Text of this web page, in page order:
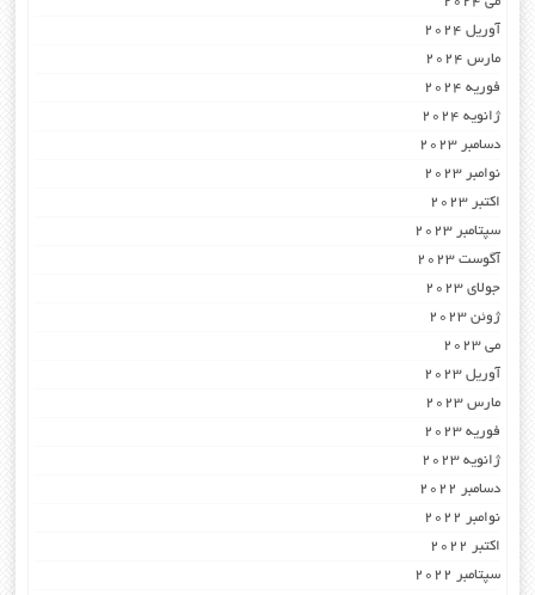
آوریل 2024
مارس 2024
فوریه 2024
ژانویه 2024
دسامبر 2023
نوامبر 2023
اکتبر 2023
سپتامبر 2023
آگوست 2023
جولای 2023
ژوئن 2023
می 2023
آوریل 2023
مارس 2023
فوریه 2023
ژانویه 2023
دسامبر 2022
نوامبر 2022
اکتبر 2022
سپتامبر 2022